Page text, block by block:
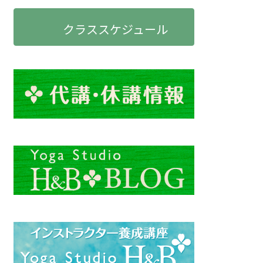
クラススケジュール